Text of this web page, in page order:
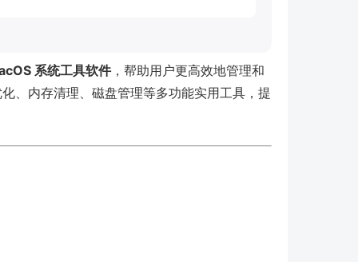
系统工具软件，帮助用户更高效地管理和
、内存清理、磁盘管理等多功能实用工具，提